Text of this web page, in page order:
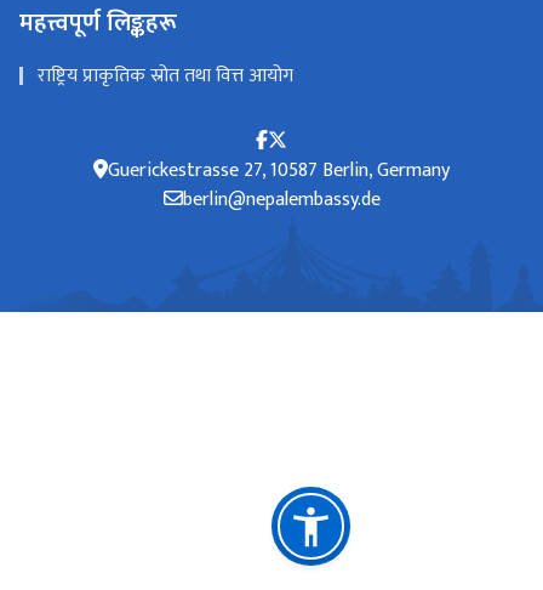
महत्त्वपूर्ण लिङ्कहरू
राष्ट्रिय प्राकृतिक स्रोत तथा वित्त आयोग
Guerickestrasse 27, 10587 Berlin, Germany
berlin@nepalembassy.de